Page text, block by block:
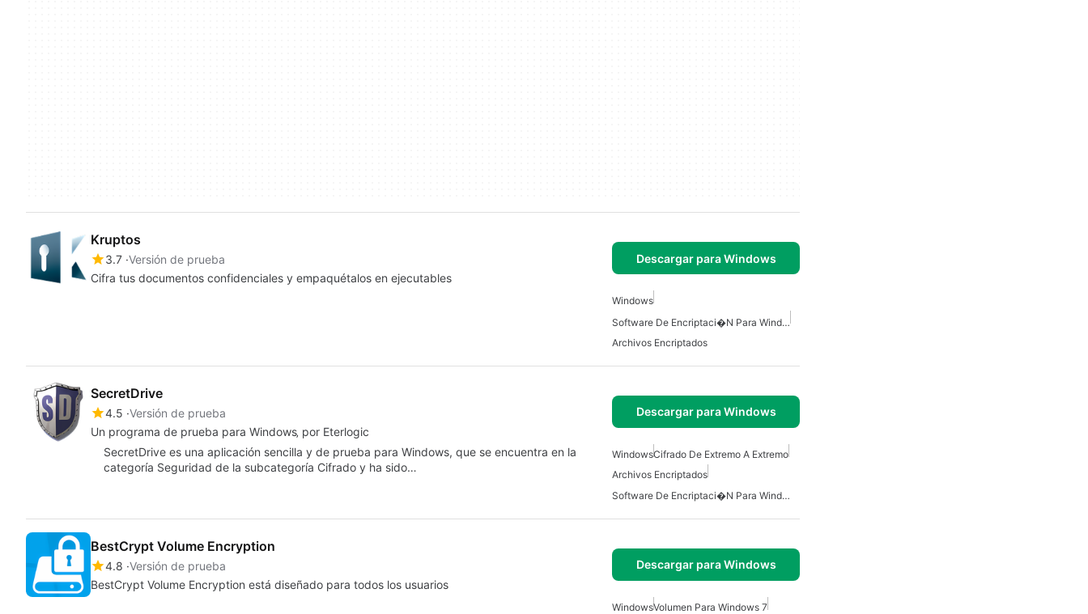
Kruptos
3.7 Versión de prueba
Cifra tus documentos confidenciales y empaquétalos en ejecutables
Descargar para Windows
Windows
Software De Encriptaci�n Para Windows 7
Archivos Encriptados
SecretDrive
4.5 Versión de prueba
Un programa de prueba para Windows‚ por Eterlogic
Descargar para Windows
SecretDrive es una aplicación sencilla y de prueba para Windows, que se encuentra en la
categoría Seguridad de la subcategoría Cifrado y ha sido…
WindowsCifrado De Extremo A Extremo
Archivos Encriptados
Software De Encriptaci�n Para Windows 7
BestCrypt Volume Encryption
4.8 Versión de prueba
BestCrypt Volume Encryption está diseñado para todos los usuarios
Descargar para Windows
WindowsVolumen Para Windows 7